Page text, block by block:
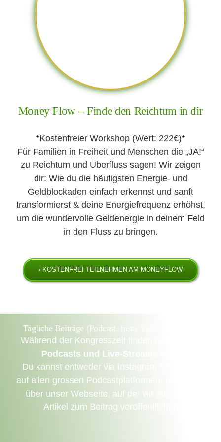
Money Flow – Finde den Reichtum in dir
*Kostenfreier Workshop (Wert: 222€)*
Für Familien in Freiheit und Menschen die „JA!“
zu Reichtum und Überfluss sagen! Wir zeigen
dir: Wie du die häufigsten Energie- und
Geldblockaden einfach erkennst und sanft
transformierst & deine Energiefrequenz erhöhst,
um die wundervolle Geldenergie in deinem Feld
in den Fluss zu bringen.
› KOSTENFREI TEILNEHMEN AM MONEYFLOW
Tägliche Beiträge (Podcast, Insta-Video & Artikel)
Während der Kongresszeit finden fast
Podcasts und Live-Streams
Du kannst entweder via Instagram
auf allen grossen Podcastplatformen,
über unser Webseite, auf der wir zusätzlich
Artikel zum Beitrag veröffentlichen